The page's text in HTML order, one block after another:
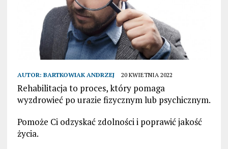
AUTOR: BARTKOWIAK ANDRZEJ 20 KWIETNIA 2022
Rehabilitacja to proces, który pomaga
wyzdrowieć po urazie fizycznym lub psychicznym.
Pomoże Ci odzyskać zdolności i poprawić jakość
życia.